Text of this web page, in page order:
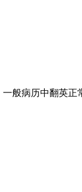
般病历中翻英正